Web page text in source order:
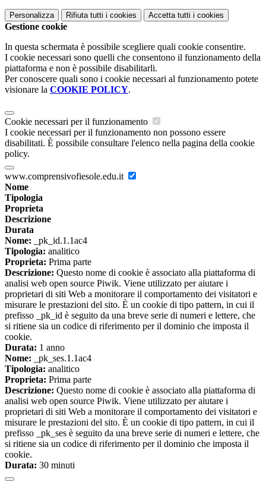
Personalizza Rifiuta tutti i cookies Accetta tutti i cookies
Gestione cookie
In questa schermata è possibile scegliere quali cookie consentire.
I cookie necessari sono quelli che consentono il funzionamento della
piattaforma e non è possibile disabilitarli.
Per conoscere quali sono i cookie necessari al funzionamento potete
visionare la COOKIE POLICY.
Cookie necessari per il funzionamento
I cookie necessari per il funzionamento non possono essere
disabilitati. È possibile consultare l'elenco nella pagina della cookie
policy.
www.comprensivofiesole.edu.it
Nome
Tipologia
Proprieta
Descrizione
Durata
Nome: _pk_id.1.1ac4
Tipologia: analitico
Proprieta: Prima parte
Descrizione: Questo nome di cookie è associato alla piattaforma di
analisi web open source Piwik. Viene utilizzato per aiutare i
proprietari di siti Web a monitorare il comportamento dei visitatori e
misurare le prestazioni del sito. È un cookie di tipo pattern, in cui il
prefisso _pk_id è seguito da una breve serie di numeri e lettere, che
si ritiene sia un codice di riferimento per il dominio che imposta il
cookie.
Durata: 1 anno
Nome: _pk_ses.1.1ac4
Tipologia: analitico
Proprieta: Prima parte
Descrizione: Questo nome di cookie è associato alla piattaforma di
analisi web open source Piwik. Viene utilizzato per aiutare i
proprietari di siti Web a monitorare il comportamento dei visitatori e
misurare le prestazioni del sito. È un cookie di tipo pattern, in cui il
prefisso _pk_ses è seguito da una breve serie di numeri e lettere, che
si ritiene sia un codice di riferimento per il dominio che imposta il
cookie.
Durata: 30 minuti